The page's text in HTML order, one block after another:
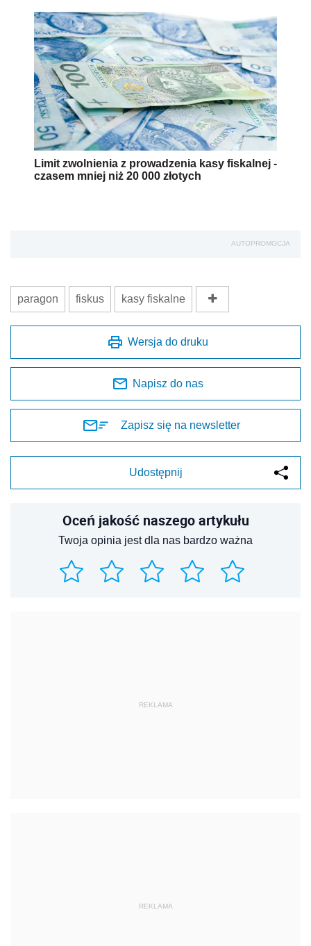
Limit zwolnienia z prowadzenia kasy fiskalnej -
czasem mniej niż 20 000 złotych
AUTOPROMOCJA
paragon fiskus kasy fiskalne
Wersja do druku
Napisz do nas
Zapisz się na newsletter
Udostępnij
Oceń jakość naszego artykułu
Twoja opinia jest dla nas bardzo ważna
REKLAMA
REKLAMA